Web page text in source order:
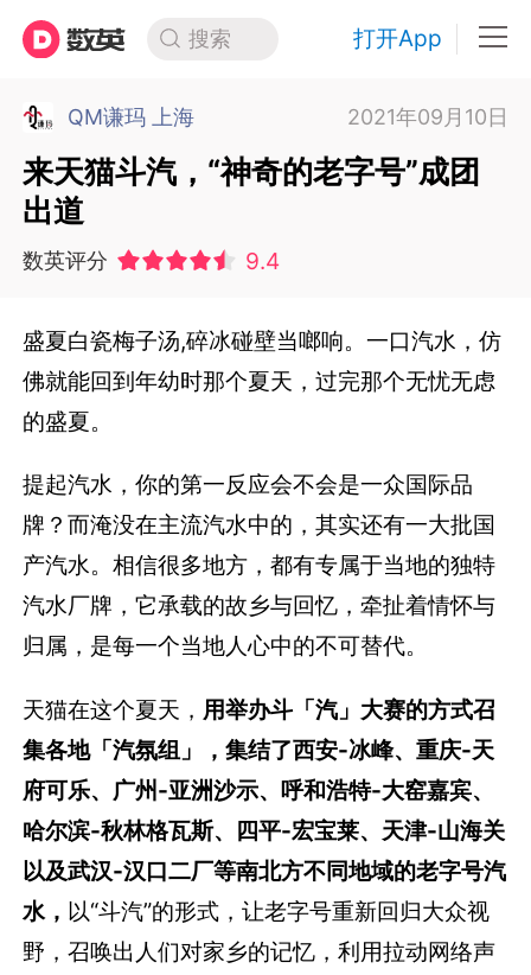
搜索 打开App
QM谦玛 上海 2021年09月10日
来天猫斗汽，“神奇的老字号”成团
出道
数英评分 9.4
盛夏白瓷梅子汤,碎冰碰壁当啷响。一口汽水，仿
佛就能回到年幼时那个夏天，过完那个无忧无虑
的盛夏。
提起汽水，你的第一反应会不会是一众国际品
牌？而淹没在主流汽水中的，其实还有一大批国
产汽水。相信很多地方，都有专属于当地的独特
汽水厂牌，它承载的故乡与回忆，牵扯着情怀与
归属，是每一个当地人心中的不可替代。
天猫在这个夏天， 用举办斗「汽」大赛的方式召
集各地「汽氛组」，集结了西安-冰峰、重庆-天
府可乐、广州-亚洲沙示、呼和浩特-大窑嘉宾、
哈尔滨-秋林格瓦斯、四平-宏宝莱、天津-山海关
以及武汉-汉口二厂等南北方不同地域的老字号汽
水， 以“斗汽”的形式，让老字号重新回归大众视
野，召唤出人们对家乡的记忆，利用拉动网络声